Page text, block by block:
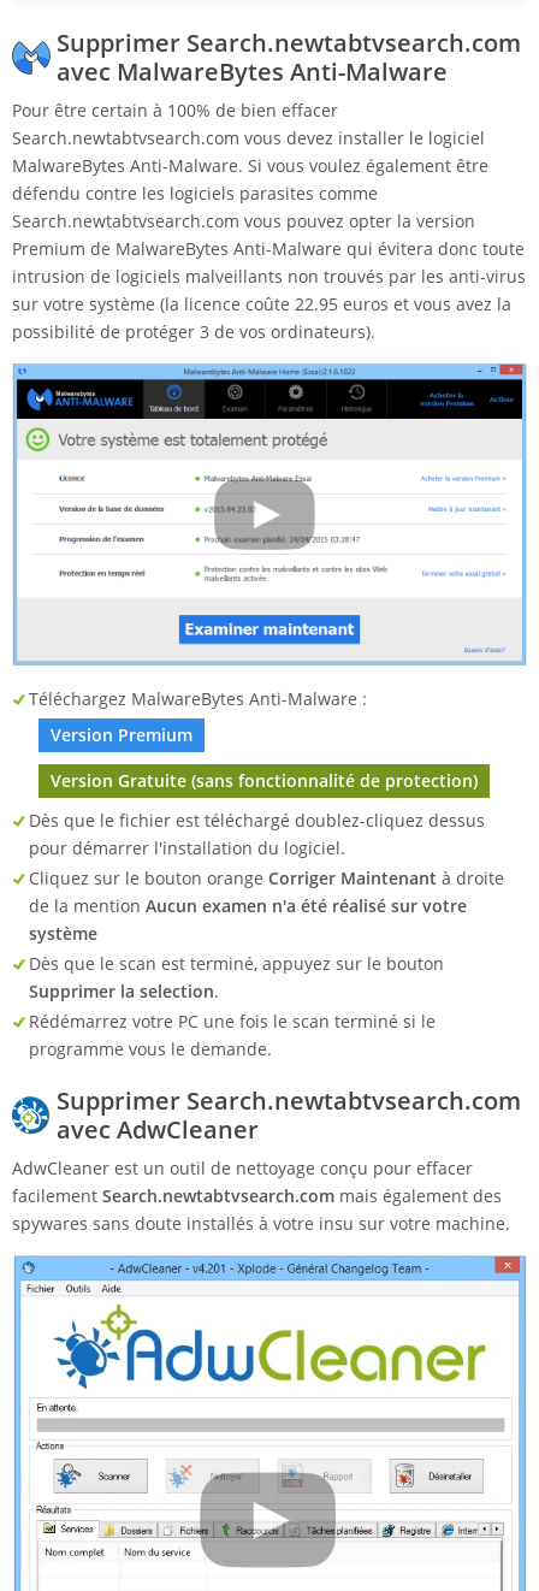
Supprimer Search.newtabtvsearch.com
avec MalwareBytes Anti-Malware
Pour être certain à 100% de bien effacer
Search.newtabtvsearch.com vous devez installer le logiciel
MalwareBytes Anti-Malware. Si vous voulez également être
défendu contre les logiciels parasites comme
Search.newtabtvsearch.com vous pouvez opter la version
Premium de MalwareBytes Anti-Malware qui évitera donc toute
intrusion de logiciels malveillants non trouvés par les anti-virus
sur votre système (la licence coûte 22.95 euros et vous avez la
possibilité de protéger 3 de vos ordinateurs).
Téléchargez MalwareBytes Anti-Malware :
Version Premium
Version Gratuite (sans fonctionnalité de protection)
Dès que le fichier est téléchargé doublez-cliquez dessus
pour démarrer l'installation du logiciel.
Cliquez sur le bouton orange Corriger Maintenant à droite
de la mention Aucun examen n'a été réalisé sur votre
système
Dès que le scan est terminé, appuyez sur le bouton
Supprimer la selection.
Rédémarrez votre PC une fois le scan terminé si le
programme vous le demande.
Supprimer Search.newtabtvsearch.com
avec AdwCleaner
AdwCleaner est un outil de nettoyage conçu pour effacer
facilement Search.newtabtvsearch.com mais également des
spywares sans doute installés à votre insu sur votre machine.